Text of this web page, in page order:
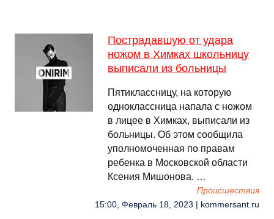
Пострадавшую от удара
ножом в Химках школьницу
выписали из больницы
Пятиклассницу, на которую
одноклассница напала с ножом
в лицее в Химках, выписали из
больницы. Об этом сообщила
уполномоченная по правам
ребенка в Московской области
Ксения Мишонова. …
Происшествия
15:00, Февраль 18, 2023 | kommersant.ru